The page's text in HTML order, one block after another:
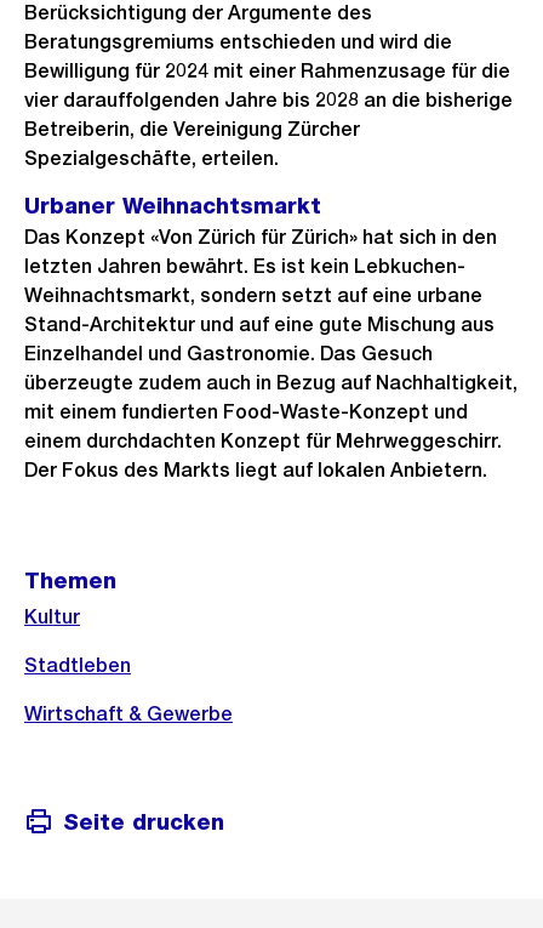
Berücksichtigung der Argumente des
Beratungsgremiums entschieden und wird die
Bewilligung für 2024 mit einer Rahmenzusage für die
vier darauffolgenden Jahre bis 2028 an die bisherige
Betreiberin, die Vereinigung Zürcher
Spezialgeschäfte, erteilen.
Urbaner Weihnachtsmarkt
Das Konzept «Von Zürich für Zürich» hat sich in den
letzten Jahren bewährt. Es ist kein Lebkuchen-
Weihnachtsmarkt, sondern setzt auf eine urbane
Stand-Architektur und auf eine gute Mischung aus
Einzelhandel und Gastronomie. Das Gesuch
überzeugte zudem auch in Bezug auf Nachhaltigkeit,
mit einem fundierten Food-Waste-Konzept und
einem durchdachten Konzept für Mehrweggeschirr.
Der Fokus des Markts liegt auf lokalen Anbietern.
Informationen
Themen
Kultur
Stadtleben
Wirtschaft & Gewerbe
Seite drucken